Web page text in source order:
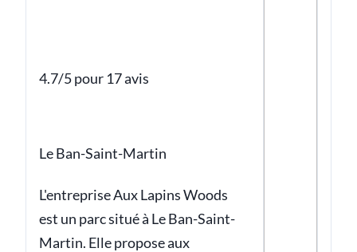
4.7/5 pour 17 avis
Le Ban-Saint-Martin
L'entreprise Aux Lapins Woods
est un parc situé à Le Ban-Saint-
Martin. Elle propose aux